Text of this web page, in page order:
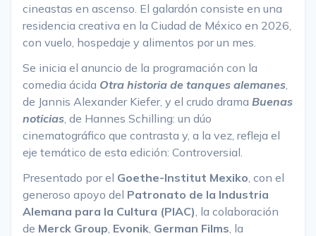
cineastas en ascenso. El galardón consiste en una
residencia creativa en la Ciudad de México en 2026,
con vuelo, hospedaje y alimentos por un mes.
Se inicia el anuncio de la programación con la
comedia ácida Otra historia de tanques alemanes
de Jannis Alexander Kiefer, y el crudo drama Buenas
noticias , de Hannes Schilling: un dúo
cinematográfico que contrasta y, a la vez, refleja el
eje temático de esta edición: Controversial.
Presentado por el Goethe-Institut Mexiko , con el
generoso apoyo del Patronato de la Industria
Alemana para la Cultura (PIAC) , la colaboración
de Merck Group Evonik German Films , la